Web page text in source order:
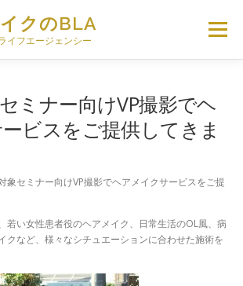
クのBLA
イフエージェンシー
メニュー
ミナー向けVP撮影でヘ
ビスをご提供してきま
象セミナー向けVP撮影でヘアメイクサービスをご提
若い女性患者役のヘアメイク、日常生活のOL風、病
クなど、様々なシチュエーションに合わせた施術を